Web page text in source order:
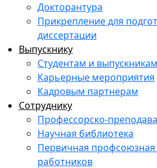
Докторантура
Прикрепление для
диссертации
Выпускнику
Студентам и выпускникам
Карьерные мероприятия
Кадровым партнерам
Сотруднику
Профессорско-
Научная библиотека
Первичная профсоюзная
работников